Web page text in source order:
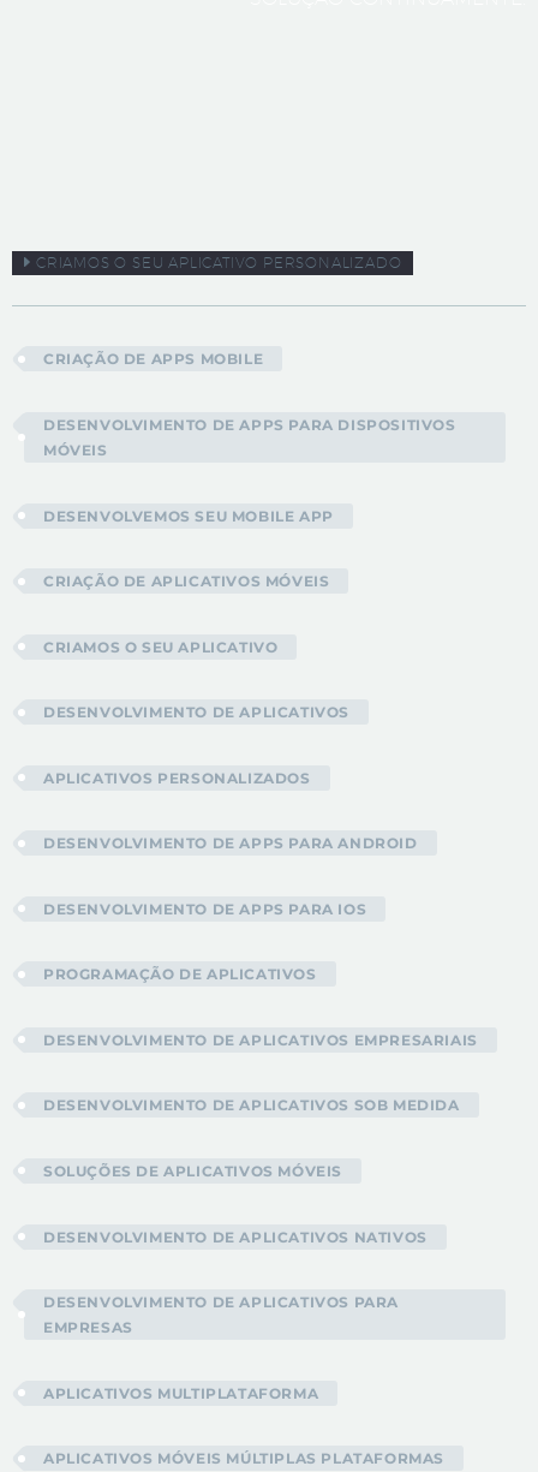
CRIAMOS O SEU APLICATIVO PERSONALIZADO
CRIAÇÃO DE APPS MOBILE
DESENVOLVIMENTO DE APPS PARA DISPOSITIVOS
MÓVEIS
DESENVOLVEMOS SEU MOBILE APP
CRIAÇÃO DE APLICATIVOS MÓVEIS
CRIAMOS O SEU APLICATIVO
DESENVOLVIMENTO DE APLICATIVOS
APLICATIVOS PERSONALIZADOS
DESENVOLVIMENTO DE APPS PARA ANDROID
DESENVOLVIMENTO DE APPS PARA IOS
PROGRAMAÇÃO DE APLICATIVOS
DESENVOLVIMENTO DE APLICATIVOS EMPRESARIAIS
DESENVOLVIMENTO DE APLICATIVOS SOB MEDIDA
SOLUÇÕES DE APLICATIVOS MÓVEIS
DESENVOLVIMENTO DE APLICATIVOS NATIVOS
DESENVOLVIMENTO DE APLICATIVOS PARA
EMPRESAS
APLICATIVOS MULTIPLATAFORMA
APLICATIVOS MÓVEIS MÚLTIPLAS PLATAFORMAS